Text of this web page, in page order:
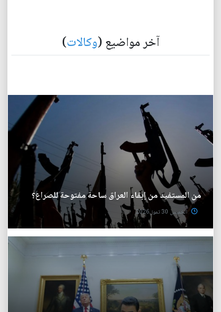
آخر مواضيع (وكالات)
من المستفيد من إبقاء العراق ساحة مفتوحة للصراع؟
الخميس 30 تموز 2026